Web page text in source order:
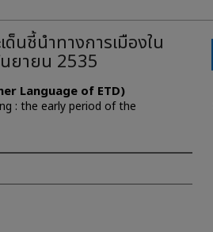
นชี้นำทางการเมืองใน
ยายน 2535
Language of ETD)
: the early period of the